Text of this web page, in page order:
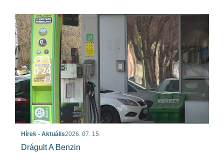
Hírek - Aktuális2026. 07. 15.
Drágult A Benzin